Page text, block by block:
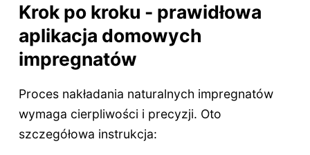
Krok po kroku - prawidłowa
aplikacja domowych
impregnatów
Proces nakładania naturalnych impregnatów
wymaga cierpliwości i precyzji. Oto
szczegółowa instrukcja: